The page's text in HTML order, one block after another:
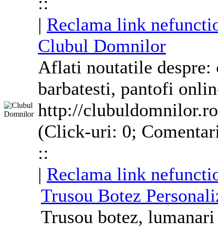
| Reclama link
Clubul Domnilor
Aflati noutatile despre:
barbatesti, pantofi
http://clubuldomnilor.ro
(Click-uri: 0;
::
| Reclama link
Trusou Botez
Trusou botez,